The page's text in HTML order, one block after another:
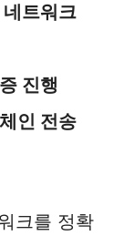
트워크
진행
인 전송
크를 정확